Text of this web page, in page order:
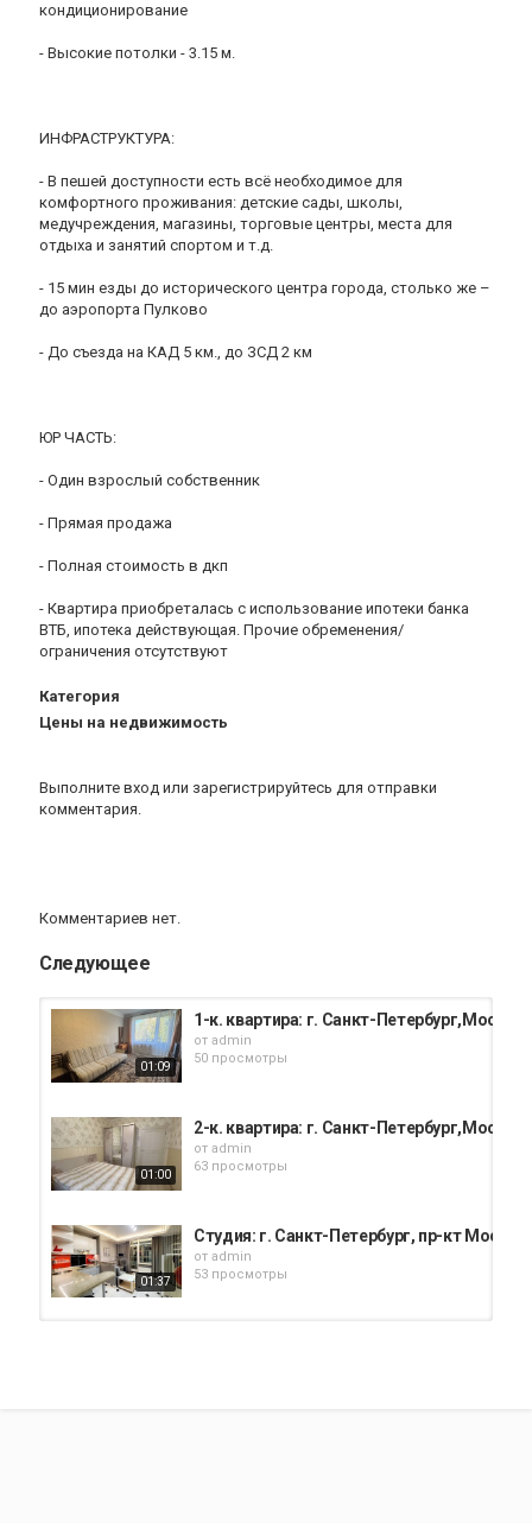
кондиционирование
- Высокие потолки - 3.15 м.
ИНФРАСТРУКТУРА:
- В пешей доступности есть всё необходимое для
комфортного проживания: детские сады, школы,
медучреждения, магазины, торговые центры, места для
отдыха и занятий спортом и т.д.
- 15 мин езды до исторического центра города, столько же –
до аэропорта Пулково
- До съезда на КАД 5 км., до ЗСД 2 км
ЮР ЧАСТЬ:
- Один взрослый собственник
- Прямая продажа
- Полная стоимость в дкп
- Квартира приобреталась с использование ипотеки банка
ВТБ, ипотека действующая. Прочие обременения/
ограничения отсутствуют
Категория
Цены на недвижимость
Выполните вход или зарегистрируйтесь для отправки
комментария.
Комментариев нет.
Следующее
01:09
1-к. квартира: г. Санкт-
от admin
50 просмотры
01:00
2-к. квартира: г. Санкт-
от admin
63 просмотры
01:37
Студия: г. Санкт-Петербург, пр-кт
от admin
53 просмотры